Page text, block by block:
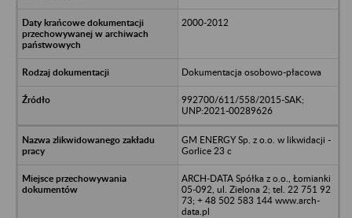
2000-2012
Dokumentacja osobowo-płacowa
992700/611/558/2015-SAK;
UNP:2021-00289626
GM ENERGY Sp. z o.o. w likwidacji -
Gorlice 23 c
ARCH-DATA Spółka z o.o., Łomianki
05-092, ul. Zielona 2; tel. 22 751 92
73; + 48 502 583 144 www.arch-
data.pl